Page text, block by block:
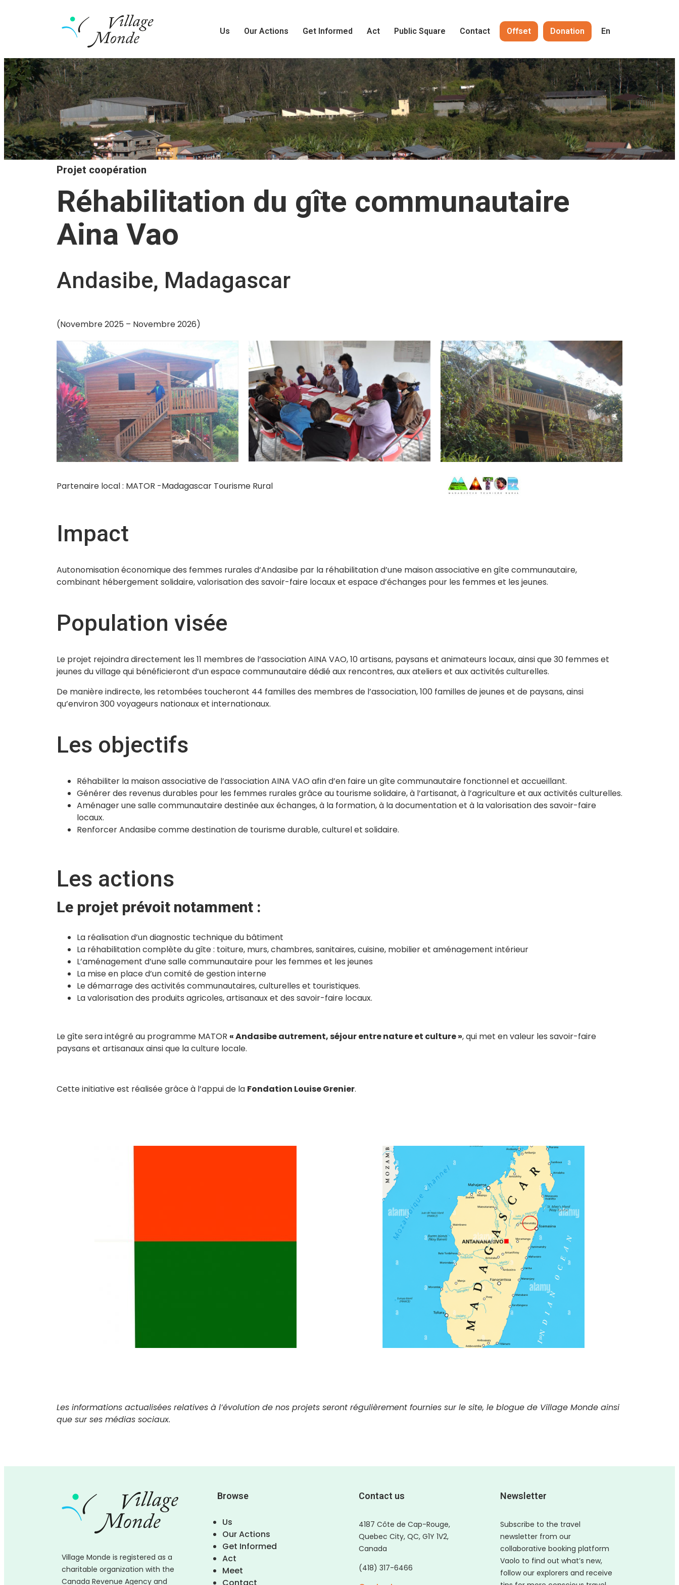
Us Our Actions Get Informed Act Public Square Contact Offset Donation En
Projet coopération
Réhabilitation du gîte communautaire
Aina Vao
Andasibe, Madagascar
(Novembre 2025 – Novembre 2026)
Partenaire local : MATOR -Madagascar Tourisme Rural
Impact
Autonomisation économique des femmes rurales d’Andasibe par la réhabilitation d’une maison associative en gîte communautaire,
combinant hébergement solidaire, valorisation des savoir-faire locaux et espace d’échanges pour les femmes et les jeunes.
Population visée
Le projet rejoindra directement les 11 membres de l’association AINA VAO, 10 artisans, paysans et animateurs locaux, ainsi que 30 femmes et
jeunes du village qui bénéficieront d’un espace communautaire dédié aux rencontres, aux ateliers et aux activités culturelles.
De manière indirecte, les retombées toucheront 44 familles des membres de l’association, 100 familles de jeunes et de paysans, ainsi
qu’environ 300 voyageurs nationaux et internationaux.
Les objectifs
Réhabiliter la maison associative de l’association AINA VAO afin d’en faire un gîte communautaire fonctionnel et accueillant.
Générer des revenus durables pour les femmes rurales grâce au tourisme solidaire, à l’artisanat, à l’agriculture et aux activités culturelles.
Aménager une salle communautaire destinée aux échanges, à la formation, à la documentation et à la valorisation des savoir-faire
locaux.
Renforcer Andasibe comme destination de tourisme durable, culturel et solidaire.
Les actions
Le projet prévoit notamment :
La réalisation d’un diagnostic technique du bâtiment
La réhabilitation complète du gîte : toiture, murs, chambres, sanitaires, cuisine, mobilier et aménagement intérieur
L’aménagement d’une salle communautaire pour les femmes et les jeunes
La mise en place d’un comité de gestion interne
Le démarrage des activités communautaires, culturelles et touristiques.
La valorisation des produits agricoles, artisanaux et des savoir-faire locaux.
Le gîte sera intégré au programme MATOR « Andasibe autrement, séjour entre nature et culture », qui met en valeur les savoir-faire
paysans et artisanaux ainsi que la culture locale.
Cette initiative est réalisée grâce à l’appui de la Fondation Louise Grenier.
Les informations actualisées relatives à l’évolution de nos projets seront régulièrement fournies sur le site, le blogue de Village Monde ainsi
que sur ses médias sociaux.
Village Monde is registered as a
charitable organization with the
Canada Revenue Agency and
Browse
Us
Our Actions
Get Informed
Act
Meet
Contact
Contact us
4187 Côte de Cap-Rouge,
Quebec City, QC, G1Y 1V2,
Canada
(418) 317-6466
Newsletter
Subscribe to the travel
newsletter from our
collaborative booking platform
Vaolo to find out what’s new,
follow our explorers and receive